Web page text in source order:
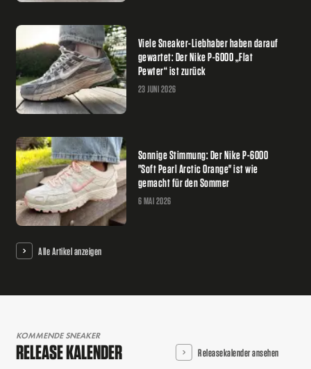
Viele Sneaker-Liebhaber haben darauf
gewartet: Der Nike P-6000 „Flat
Pewter“ ist zurück
23 JUNI 2026
Sonnige Stimmung: Der Nike P-6000
"Soft Pearl Arctic Orange" ist wie
gemacht für den Sommer
6 MAI 2026
Alle Artikel anzeigen
KOMMENDE SNEAKER
RELEASE KALENDER Releasekalender ansehen